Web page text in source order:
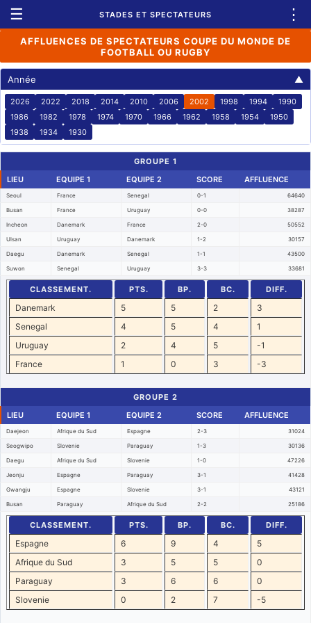
☰ STADES ET SPECTATEURS ⋮
AFFLUENCES DE SPECTATEURS COUPE DU MONDE DE
FOOTBALL OU RUGBY
Année ▲
2026 2022 2018 2014 2010 2006 2002 1998 1994
1990
1986
1982 1978 1974 1970 1966 1962 1958 1954
1950
1938
1934 1930
GROUPE 1
LIEU
EQUIPE 1 EQUIPE 2 SCORE AFFLUENCE
Seoul France Senegal 0-1 64640
Busan France Uruguay 0-0 38287
Incheon Danemark France 2-0 50552
Ulsan Uruguay Danemark 1-2 30157
Daegu Danemark Senegal 1-1 43500
Suwon Senegal Uruguay 3-3 33681
CLASSEMENT. PTS. BP. BC. DIFF.
Danemark 5 5 2
3
Senegal
4 5 4
1
Uruguay
2 4 5
-1
France
1 0 3 -3
GROUPE 2
LIEU
EQUIPE 1 EQUIPE 2 SCORE AFFLUENCE
Daejeon Afrique du Sud Espagne 2-3 31024
Seogwipo Slovenie Paraguay 1-3 30136
Daegu Afrique du Sud Slovenie 1-0 47226
Jeonju Espagne Paraguay 3-1 41428
Gwangju Espagne Slovenie 3-1 43121
Busan Paraguay Afrique du Sud 2-2 25186
CLASSEMENT. PTS. BP. BC. DIFF.
Espagne 6 9 4
5
Afrique du Sud
3 5 5
0
Paraguay
3 6 6
0
Slovenie
0 2 7 -5